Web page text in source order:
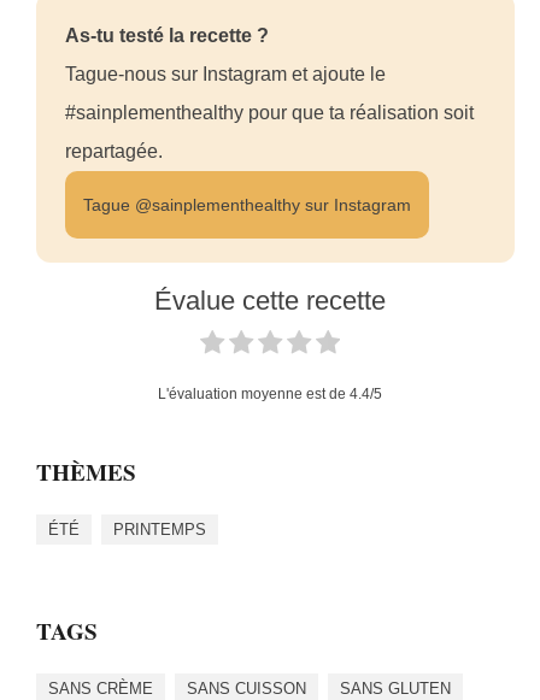
As-tu testé la recette ?
Tague-nous sur Instagram et ajoute le
#sainplementhealthy pour que ta réalisation soit
repartagée.
Tague @sainplementhealthy sur Instagram
Évalue cette recette
L'évaluation moyenne est de 4.4/5
THÈMES
ÉTÉ PRINTEMPS
TAGS
SANS CRÈME SANS CUISSON SANS GLUTEN